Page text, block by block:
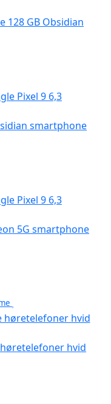
128 GB Obsidian
smartphone
5G smartphone
hvid